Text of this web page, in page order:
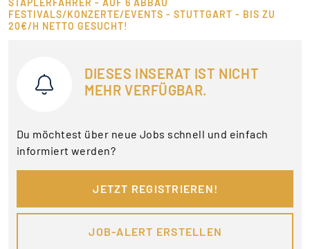
STAPLERFAHRER - AUF 6 ABBAU
FESTIVALS/KONZERTE/EVENTS - STUTTGART - BIS ZU
20€/H NETTO GESUCHT!
DIESES INSERAT IST NICHT
MEHR VERFÜGBAR.
Du möchtest über neue Jobs schnell und einfach
informiert werden?
JETZT REGISTRIEREN!
JOB-ALERT ERSTELLEN